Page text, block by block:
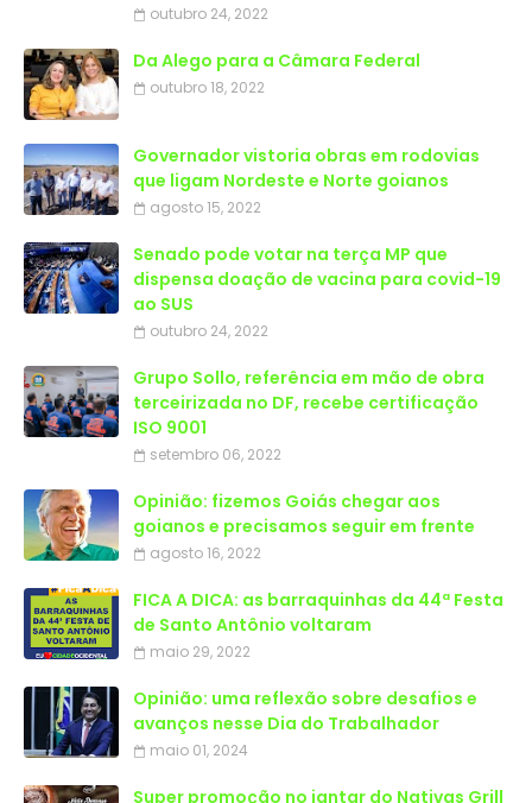
outubro 24, 2022
Da Alego para a Câmara Federal
outubro 18, 2022
Governador vistoria obras em rodovias
que ligam Nordeste e Norte goianos
agosto 15, 2022
Senado pode votar na terça MP que
dispensa doação de vacina para covid-19
ao SUS
outubro 24, 2022
Grupo Sollo, referência em mão de obra
terceirizada no DF, recebe certificação
ISO 9001
setembro 06, 2022
Opinião: fizemos Goiás chegar aos
goianos e precisamos seguir em frente
agosto 16, 2022
FICA A DICA: as barraquinhas da 44ª Festa
de Santo Antônio voltaram
maio 29, 2022
Opinião: uma reflexão sobre desafios e
avanços nesse Dia do Trabalhador
maio 01, 2024
Super promoção no jantar do Nativas Grill